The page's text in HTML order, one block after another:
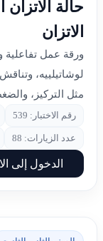
حالة
الاتزان
ورقة عمل تفاعلية
لوشاتيلييه،
مثل التركيز،
رقم الاختبار: 539
عدد الزيارات: 88
الدخول إلى